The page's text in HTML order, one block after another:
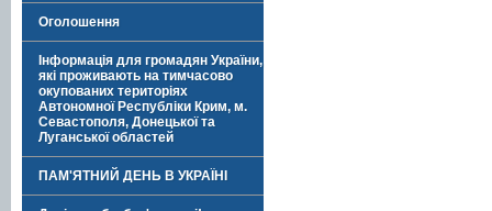
Оголошення
Інформація для громадян України,
які проживають на тимчасово
окупованих територіях
Автономної Республіки Крим, м.
Севастополя, Донецької та
Луганської областей
ПАМ'ЯТНИЙ ДЕНЬ В УКРАЇНІ